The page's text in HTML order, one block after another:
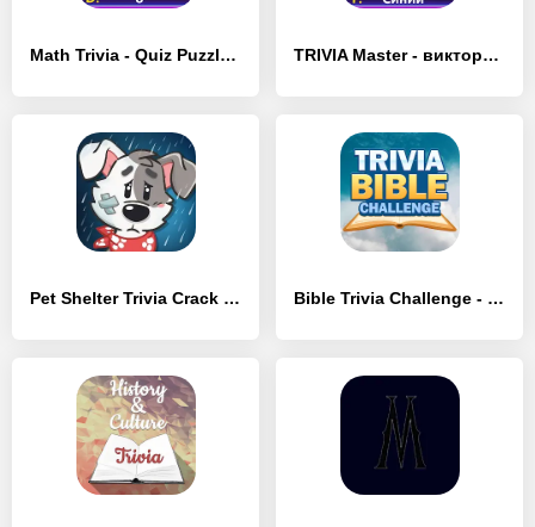
Math Trivia - Quiz Puzzle Game - [MOD Много денег] TRIVIA Master - викторина - [MOD Много денег]
Pet Shelter Trivia Crack - [MOD Бесконечные монеты] Bible Trivia Challenge - [MOD Много монет]